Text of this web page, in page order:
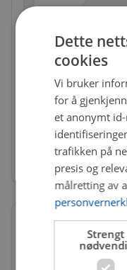
VDO-A2C9915450180
Ventiler TPMS
Få igjen på nettlager
863 kr
Dette
cookies
Vi bruker
for å
et anonymt
trafikken på
presis og
målretting av
Strengt